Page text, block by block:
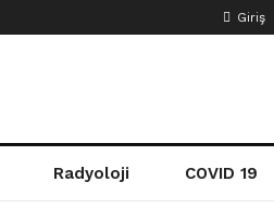
Giriş
Radyoloji COVID 19